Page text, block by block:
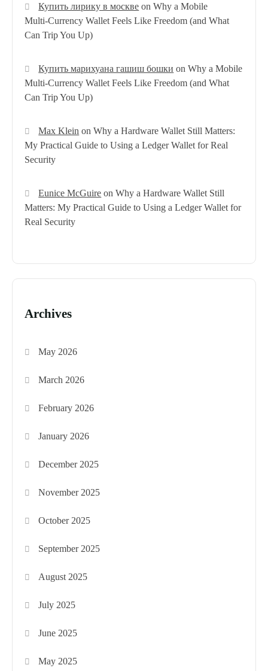
Купить лирику в москве onWhy a Mobile
Multi‑Currency Wallet Feels Like Freedom (and What
Can Trip You Up)
Купить марихуана гашиш бошки onWhy a Mobile
Multi‑Currency Wallet Feels Like Freedom (and What
Can Trip You Up)
Max Klein onWhy a Hardware Wallet Still Matters:
My Practical Guide to Using a Ledger Wallet for Real
Security
Eunice McGuire onWhy a Hardware Wallet Still
Matters: My Practical Guide to Using a Ledger Wallet for
Real Security
Archives
May 2026
March 2026
February 2026
January 2026
December 2025
November 2025
October 2025
September 2025
August 2025
July 2025
June 2025
May 2025